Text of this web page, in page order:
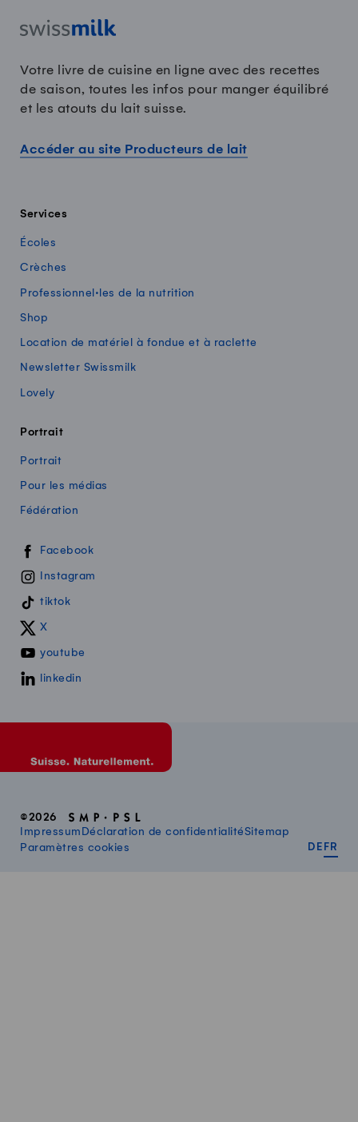
Votre livre de cuisine en ligne avec des recettes
de saison, toutes les infos pour manger équilibré
et les atouts du lait suisse.
Accéder au site Producteurs de lait
Services
Écoles
Crèches
Professionnel·les de la nutrition
Shop
Location de matériel à fondue et à raclette
Newsletter Swissmilk
Lovely
Portrait
Portrait
Pour les médias
Fédération
Swissmilk sur les réseaux sociaux
Facebook
Instagram
tiktok
X
youtube
linkedin
©2026
Impressum Déclaration de confidentialitéSitemap
Paramètres cookies
DE FR